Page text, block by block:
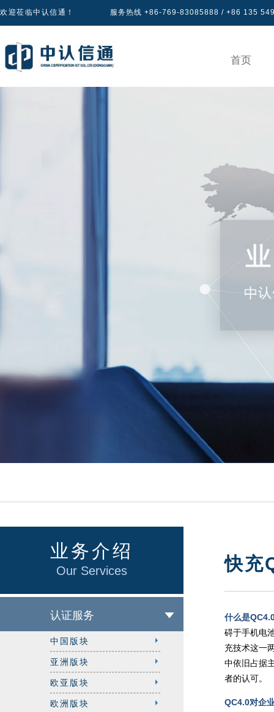
欢迎莅临中认信通！ 服务热线 +86-769-83085888 / +86 135
首页
业务介绍
Our Services
认证服务
中国版块
亚洲版块
欧亚版块
欧洲版块
快充
什么是
碍于手机电
充技术这一
中依旧占据
者的认可。
QC4.0对企